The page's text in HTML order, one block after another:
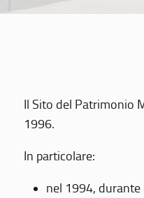
Il Sito del Patrimonio
1996.
In particolare:
nel 1994, durante